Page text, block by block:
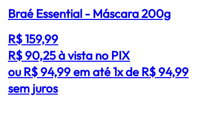
Braé Essential - Máscara 200g
R$ 159,99
R$ 90,25à vista no PIX
ou R$ 94,99 em até 1x de R$ 94,99
sem juros